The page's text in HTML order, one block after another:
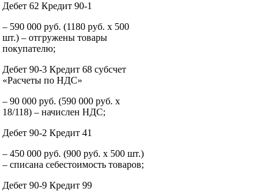
Дебет 62 Кредит 90-1
– 590 000 руб. (1180 руб. x 500
шт.) – отгружены товары
покупателю;
Дебет 90-3 Кредит 68 субсчет
«Расчеты по НДС»
– 90 000 руб. (590 000 руб. x
18/118) – начислен НДС;
Дебет 90-2 Кредит 41
– 450 000 руб. (900 руб. x 500 шт.)
– списана себестоимость товаров;
Дебет 90-9 Кредит 99